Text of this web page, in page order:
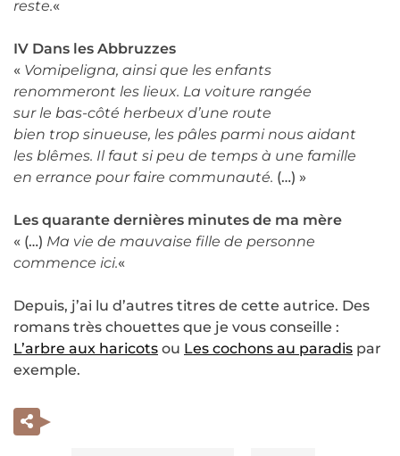
reste.«
IV Dans les Abbruzzes
« Vomipeligna, ainsi que les enfants
renommeront les lieux. La voiture rangée
sur le bas-côté herbeux d’une route
bien trop sinueuse, les pâles parmi nous aidant
les blêmes. Il faut si peu de temps à une famille
en errance pour faire communauté. (…) »
Les quarante dernières minutes de ma mère
« (…) Ma vie de mauvaise fille de personne
commence ici.«
Depuis, j’ai lu d’autres titres de cette autrice. Des
romans très chouettes que je vous conseille :
L’arbre aux haricots ou Les cochons au paradis par
exemple.